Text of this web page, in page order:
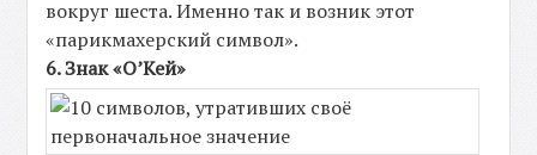
вокруг шеста. Именно так и возник этот
«парикмахерский символ».
6. Знак «О’Кей»